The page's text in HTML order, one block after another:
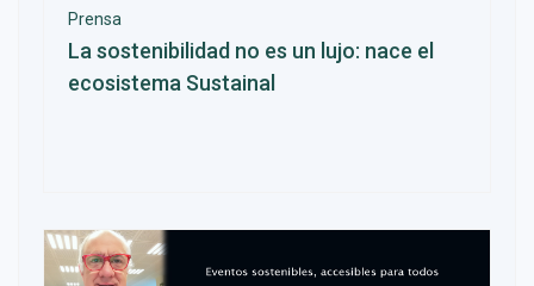
Prensa
La sostenibilidad no es un lujo: nace el
ecosistema Sustainal